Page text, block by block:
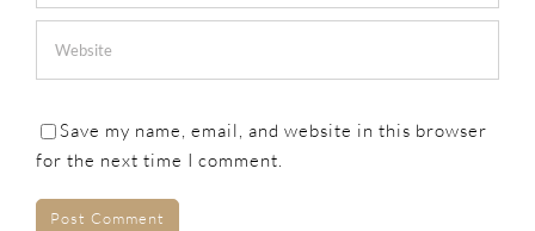
Save my name, email, and website in this browser
for the next time I comment.